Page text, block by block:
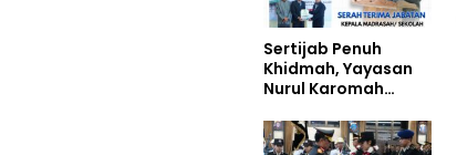
Sertijab Penuh
Khidmah, Yayasan
Nurul Karomah
Demisioner Voucher
Umrah